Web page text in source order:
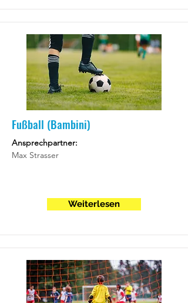
Fußball (Bambini)
Ansprechpartner:
Max Strasser
Weiterlesen